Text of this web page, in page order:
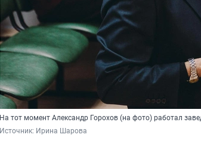
На тот момент Александр Горохов (на фото) работал
Источник: Ирина Шарова